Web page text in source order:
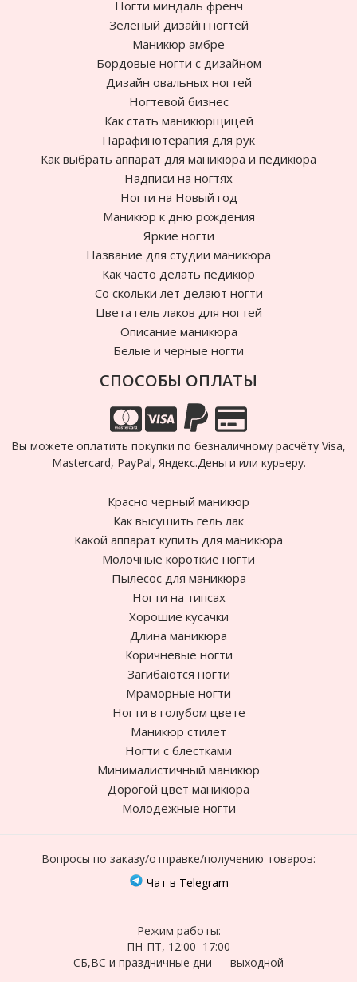
Ногти миндаль френч
Зеленый дизайн ногтей
Маникюр амбре
Бордовые ногти с дизайном
Дизайн овальных ногтей
Ногтевой бизнес
Как стать маникюрщицей
Парафинотерапия для рук
Как выбрать аппарат для маникюра и педикюра
Надписи на ногтях
Ногти на Новый год
Маникюр к дню рождения
Яркие ногти
Название для студии маникюра
Как часто делать педикюр
Cо скольки лет делают ногти
Цвета гель лаков для ногтей
Описание маникюра
Белые и черные ногти
СПОСОБЫ ОПЛАТЫ
Вы можете оплатить покупки по безналичному расчёту Visa,
Mastercard, PayPal, Яндекс.Деньги или курьеру.
Красно черный маникюр
Как высушить гель лак
Какой аппарат купить для маникюра
Молочные короткие ногти
Пылесос для маникюра
Ногти на типсах
Хорошие кусачки
Длина маникюра
Коричневые ногти
Загибаются ногти
Мраморные ногти
Ногти в голубом цвете
Маникюр стилет
Ногти с блестками
Минималистичный маникюр
Дорогой цвет маникюра
Молодежные ногти
Вопросы по заказу/отправке/получению товаров:
Чат в Telegram
Режим работы:
ПН-ПТ, 12:00–17:00
СБ,ВС и праздничные дни — выходной